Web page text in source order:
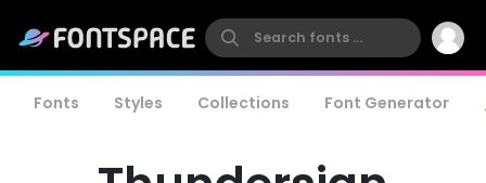
Fonts Styles Collections Font Generator